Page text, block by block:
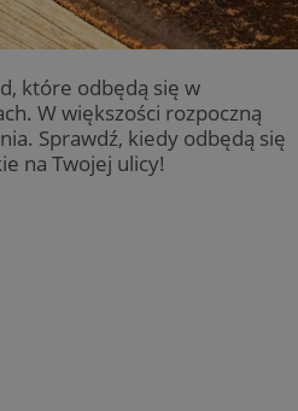
które odbędą się w
W większości rozpoczną
Sprawdź, kiedy odbędą się
na Twojej ulicy!